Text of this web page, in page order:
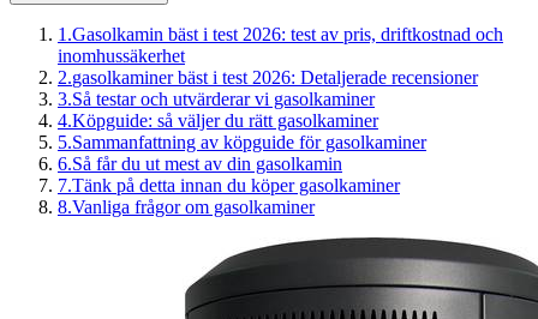
1 .Gasolkamin bäst i test 2026: test av pris, driftkostnad och
inomhussäkerhet
2.gasolkaminer bäst i test 2026: Detaljerade recensioner
3.Så testar och utvärderar vi gasolkaminer
4.Köpguide: så väljer du rätt gasolkaminer
5.Sammanfattning av köpguide för gasolkaminer
6.Så får du ut mest av din gasolkamin
7.Tänk på detta innan du köper gasolkaminer
8.Vanliga frågor om gasolkaminer